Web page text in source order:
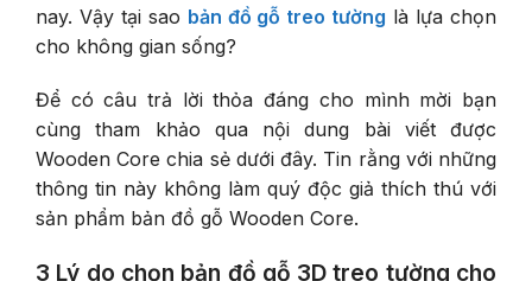
nay. Vậy tại sao bản đồ gỗ treo tường là lựa chọn
cho không gian sống?
Để có câu trả lời thỏa đáng cho mình mời bạn
cùng tham khảo qua nội dung bài viết được
Wooden Core chia sẻ dưới đây. Tin rằng với những
thông tin này không làm quý độc giả thích thú với
sản phẩm bản đồ gỗ Wooden Core.
3 Lý do chọn bản đồ gỗ 3D treo tường cho